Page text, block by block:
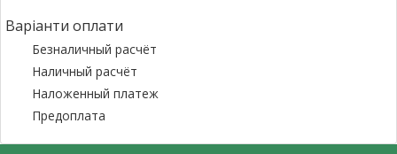
Варіанти оплати
Безналичный расчёт
Наличный расчёт
Наложенный платеж
Предоплата